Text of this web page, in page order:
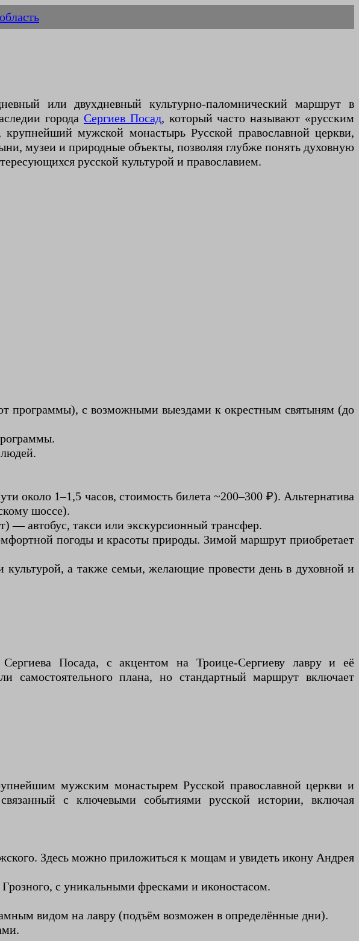
или двухдневный культурно-паломнический маршрут в
города Сергиев Посад, который часто называют «русским
мужской монастырь Русской православной церкви,
музеи и природные объекты, позволяя глубже понять духовную
русской культурой и православием.
программы), с возможными выездами к окрестным святыням (до
около 1–1,5 часов, стоимость билета ~200–300 ₽). Альтернатива
шоссе).
— автобус, такси или экскурсионный трансфер.
погоды и красоты природы. Зимой маршрут приобретает
а также семьи, желающие провести день в духовной и
Посада, с акцентом на Троице-Сергиеву лавру и её
самостоятельного плана, но стандартный маршрут включает
мужским монастырем Русской православной церкви и
с ключевыми событиями русской истории, включая
Здесь можно приложиться к мощам и увидеть икону Андрея
с уникальными фресками и иконостасом.
видом на лавру (подъём возможен в определённые дни).